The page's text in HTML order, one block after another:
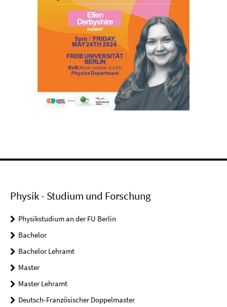
Physik - Studium und Forschung
Physikstudium an der FU Berlin
Bachelor
Bachelor Lehramt
Master
Master Lehramt
Deutsch-Französischer Doppelmaster